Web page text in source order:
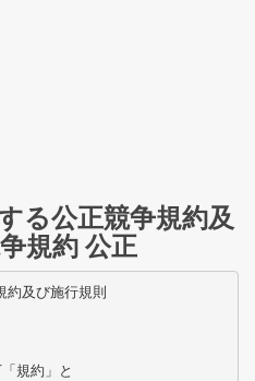
る公正競争規約及
規約 公正
約及び施行規則
規約」と